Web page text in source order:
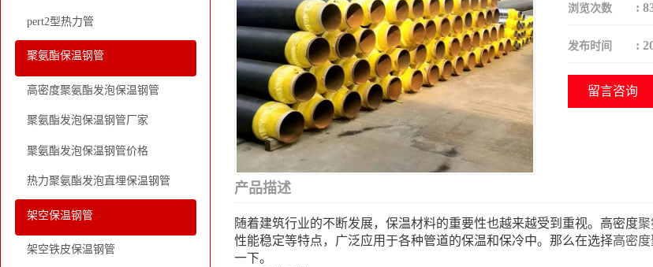
pert2型热力管
聚氨酯保温钢管
高密度聚氨酯发泡保温钢管
聚氨酯发泡保温钢管厂家
聚氨酯发泡保温钢管价格
热力聚氨酯发泡直埋保温钢管
架空保温钢管
架空铁皮保温钢管
浏览次数 :
发布时间 :
留言咨询
产品描述
随着建筑行业的不断发展，保温材料的重要性也越来越受到重视。高密度
性能稳定等特点，广泛应用于各种管道的保温和保冷中。那么在选择高密
一下。